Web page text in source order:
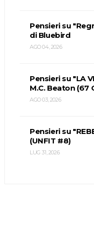
Pensieri su
di Bluebird
AGO 04, 2026
Pensieri su "LA
M.C. Beaton (67
AGO 03, 2026
Pensieri su
(UNFIT #8)
LUG 31, 2026